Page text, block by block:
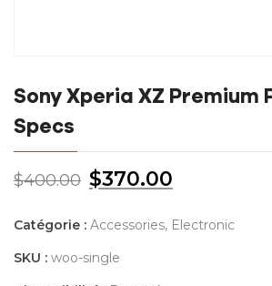
Sony Xperia XZ Premium
Specs
$400.00 $370.00
Catégorie : Accessories, Electronic
SKU : woo-single